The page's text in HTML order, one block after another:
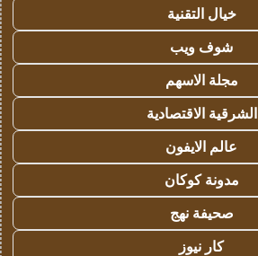
خيال التقنية
شوف ويب
مجلة الاسهم
الشرقية الاقتصادية
عالم الايفون
مدونة كوكان
صحيفة نهج
كار نيوز